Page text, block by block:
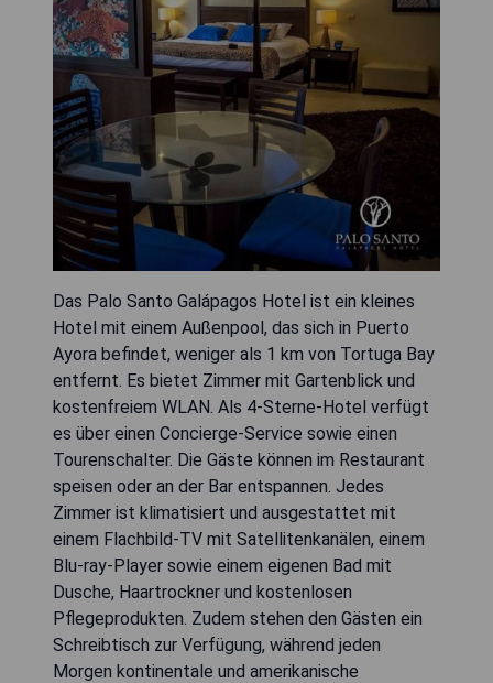
Das Palo Santo Galápagos Hotel ist ein kleines
Hotel mit einem Außenpool, das sich in Puerto
Ayora befindet, weniger als 1 km von Tortuga Bay
entfernt. Es bietet Zimmer mit Gartenblick und
kostenfreiem WLAN. Als 4-Sterne-Hotel verfügt
es über einen Concierge-Service sowie einen
Tourenschalter. Die Gäste können im Restaurant
speisen oder an der Bar entspannen. Jedes
Zimmer ist klimatisiert und ausgestattet mit
einem Flachbild-TV mit Satellitenkanälen, einem
Blu-ray-Player sowie einem eigenen Bad mit
Dusche, Haartrockner und kostenlosen
Pflegeprodukten. Zudem stehen den Gästen ein
Schreibtisch zur Verfügung, während jeden
Morgen kontinentale und amerikanische